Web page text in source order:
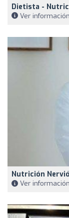
Dietista -
Ver
Nutrición
Ver